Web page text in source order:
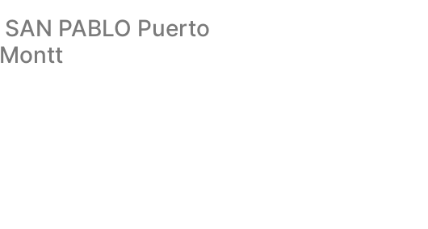
SAN PABLO Puerto
Montt